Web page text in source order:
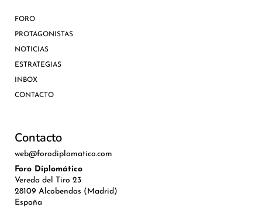
FORO
PROTAGONISTAS
NOTICIAS
ESTRATEGIAS
INBOX
CONTACTO
Contacto
web@forodiplomatico.com
Foro Diplomático
Vereda del Tiro 23
28109 Alcobendas (Madrid)
España